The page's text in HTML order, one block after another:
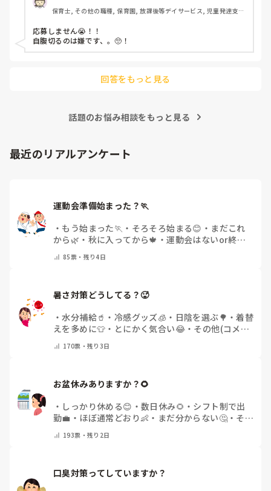
保育士, その他の職種, 保育園, 放課後等デイサービス, 児童発達支援
応募しません😭！！
自腹切るのは嫌です、。🥺！
回答をもっと見る
話題のお悩み相談をもっと見る
最近のリアルアンケート
運動会準備始まった？🏃
・ もう始まった🏃 ・ そろそろ始まる😊 ・ まだこれ
から🌿 ・ 秋に入ってから🍁 ・運動会はないor終わ
85票・ 残り4日
暑さ対策どうしてる？🥵
・水分補給🥤 ・ 冷感グッズ🧊 ・ 日陰を選ぶ🌳 ・着替
えを多めに👕 ・ とにかく気合い😂・ その他(コメン
170票・残り3日
お盆休みありますか？🌻
・ しっかり休める😊 ・ 数日休み🌻 ・ シフト制で出
勤💼 ・ ほぼ通常どおり👶 ・ まだ分からない🤔・ その
193票・残り2日
口臭対策ってしていますか？